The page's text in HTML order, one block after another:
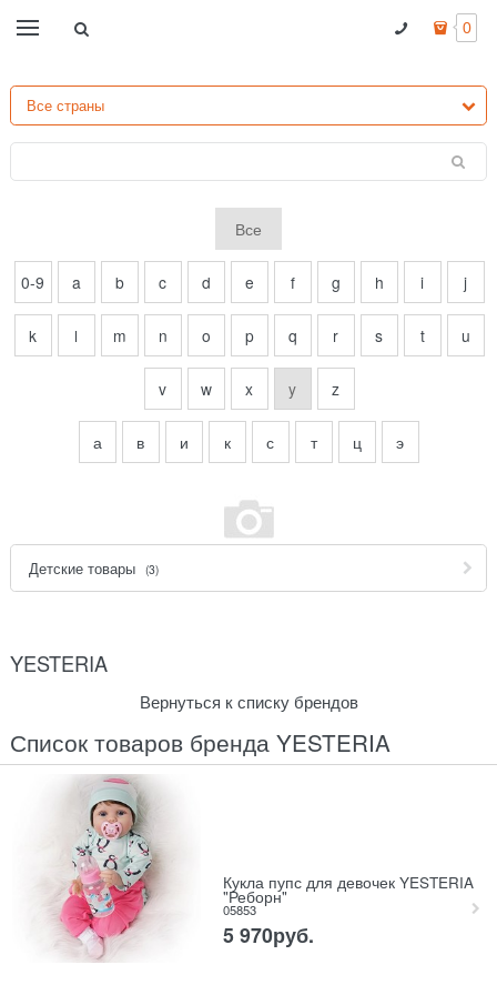
0
Все
0-9 a b c d e f g h i j
k l m n o p q r s t u
v w x y z
а в и к с т ц э
Детские товары (3)
YESTERIA
Вернуться к списку брендов
Список товаров бренда YESTERIA
Кукла пупс для девочек YESTERIA
"Реборн"
05853
5 970руб.